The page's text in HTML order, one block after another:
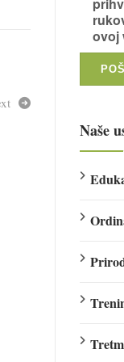
ovoj
Naše